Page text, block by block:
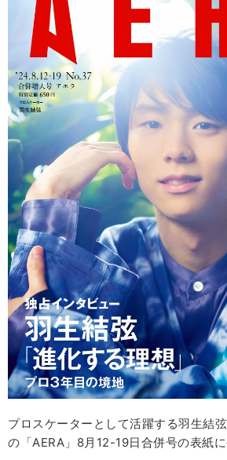
プロスケーターとして活躍する羽生結
の「AERA」8月12-19日合併号の表紙に